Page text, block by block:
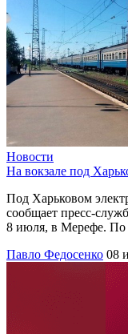
Новости
На вокзале под
Под Харьковом
сообщает пресс-
8 июля, в Мерефе.
Павло Федосенко 08